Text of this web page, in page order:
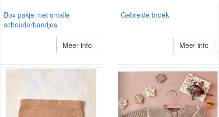
Box pakje met smalle
schouderbandjes
Meer info
Gebreide broek
Meer info